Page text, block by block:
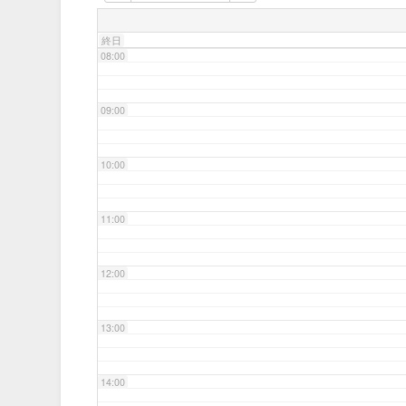
終日
08:00
09:00
10:00
11:00
12:00
13:00
14:00